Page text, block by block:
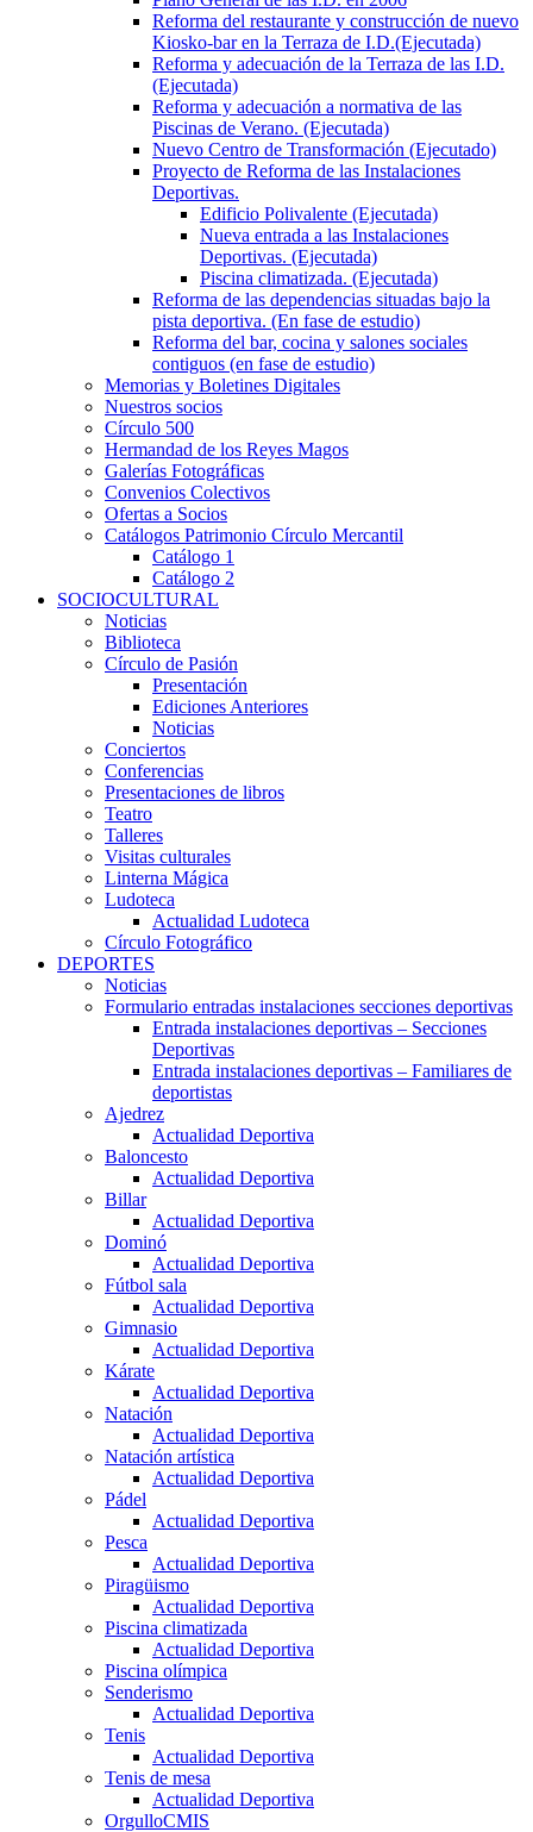
Reforma del restaurante y construcción de nuevo
Kiosko-bar en la Terraza de I.D.(Ejecutada)
Reforma y adecuación de la Terraza de las I.D.
(Ejecutada)
Reforma y adecuación a normativa de las
Piscinas de Verano. (Ejecutada)
Nuevo Centro de Transformación (Ejecutado)
Proyecto de Reforma de las Instalaciones
Deportivas.
Edificio Polivalente (Ejecutada)
Nueva entrada a las Instalaciones
Deportivas. (Ejecutada)
Piscina climatizada. (Ejecutada)
Reforma de las dependencias situadas bajo la
pista deportiva. (En fase de estudio)
Reforma del bar, cocina y salones sociales
contiguos (en fase de estudio)
Memorias y Boletines Digitales
Nuestros socios
Círculo 500
Hermandad de los Reyes Magos
Galerías Fotográficas
Convenios Colectivos
Ofertas a Socios
Catálogos Patrimonio Círculo Mercantil
Catálogo 1
Catálogo 2
SOCIOCULTURAL
Noticias
Biblioteca
Círculo de Pasión
Presentación
Ediciones Anteriores
Noticias
Conciertos
Conferencias
Presentaciones de libros
Teatro
Talleres
Visitas culturales
Linterna Mágica
Ludoteca
Actualidad Ludoteca
Círculo Fotográfico
DEPORTES
Noticias
Formulario entradas instalaciones secciones deportivas
Entrada instalaciones deportivas – Secciones
Deportivas
Entrada instalaciones deportivas – Familiares de
deportistas
Ajedrez
Actualidad Deportiva
Baloncesto
Actualidad Deportiva
Billar
Actualidad Deportiva
Dominó
Actualidad Deportiva
Fútbol sala
Actualidad Deportiva
Gimnasio
Actualidad Deportiva
Kárate
Actualidad Deportiva
Natación
Actualidad Deportiva
Natación artística
Actualidad Deportiva
Pádel
Actualidad Deportiva
Pesca
Actualidad Deportiva
Piragüismo
Actualidad Deportiva
Piscina climatizada
Actualidad Deportiva
Piscina olímpica
Senderismo
Actualidad Deportiva
Tenis
Actualidad Deportiva
Tenis de mesa
Actualidad Deportiva
OrgulloCMIS